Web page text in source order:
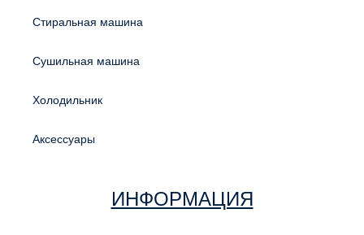
Стиральная машина
Сушильная машина
Холодильник
Аксессуары
ИНФОРМАЦИЯ